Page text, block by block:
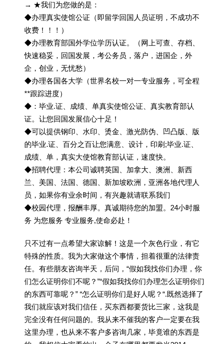
→ ★我们为您做的是：
◆办理真实使馆公证（即留学回国人员证明，不成功不
收费！！！）
◆办理教育部国外学位学历认证。（网上可查、存档、
快速稳妥，回国发展，考公务员，落户，进国企，外
企，创业，无忧愁）
◆办理各国各大学（世界名校一对一专业服务，可全程
**跟踪进度）
◆：毕业.证、成绩、单真实使馆公证、真实教育部认
证。让您回国发展信心十足！
◆可以提供钢印、水印、烫金、激光防伪、凹凸版、版
的毕业.证、百分之百让您满意、设计，印刷;毕业.证、
成绩、单，真实大使馆教育部认证，速度快。
◆招聘代理：本公司诚聘英国、加拿大、澳洲、新西
兰、美国、法国、德国、新加坡欧洲，亚洲各地代理人
员，如果你有业余时间，有兴趣就请联系我们
◆校园代理，报酬丰厚。真诚期待您的加盟。24小时服
务 为您服务 专业服务,使命必赴！
只不过有一点希望大家谅解！这是一个灰色行业，有它
特殊的性质。我为大家做这个事情，担着很重的法律责
任。有些朋友咨询半天，后问，“假如我找你们办理，你
们怎么证明你们不呢？”“假如我找你们办理怎么证明你们
的东西可靠呢？” “怎么证明你们是好人呢？“.既然选择了
我们就应该对我们信任，买东西都要货比三家，这我是
完全没有任何问题的。我从来不催我的客户一定要在我
这里办理，也从来不客户多咨询几家，毕竟谁的东西是